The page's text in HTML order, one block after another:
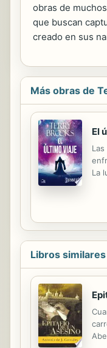
obras de
que buscan
creado en sus
Más obras de
El
La
Libros